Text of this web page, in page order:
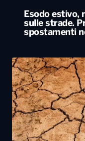
Siccità,
italiano. Costi